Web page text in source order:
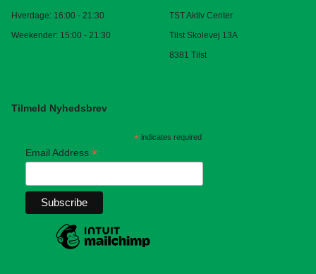
Hverdage: 16:00 - 21:30
Weekender: 15:00 - 21:30
TST Aktiv Center
Tilst Skolevej 13A
8381 Tilst
Tilmeld Nyhedsbrev
*indicates required
Email Address *